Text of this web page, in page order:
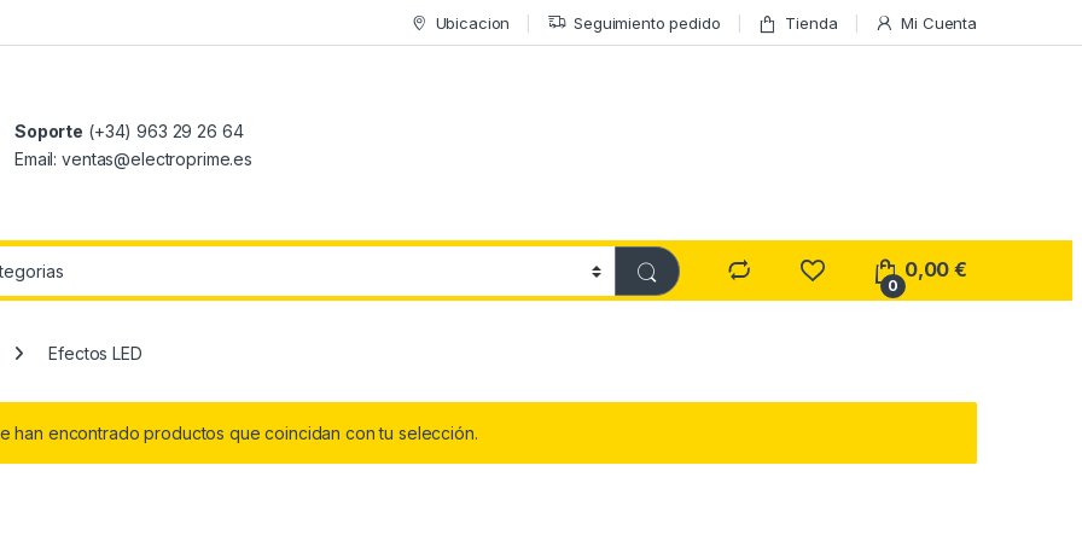
Ubicacion Seguimiento pedido Tienda Mi Cuenta
Soporte (+34) 963 29 26 64
Email: ventas@electroprime.es
0
0,00€
Efectos LED
han encontrado productos que coincidan con tu selección.